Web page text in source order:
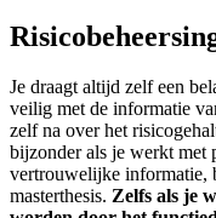
Je draagt altijd zelf een
veilig met de informatie
zelf na over het
bijzonder als je werkt met
vertrouwelijke informatie,
masterthesis. Zelfs als je